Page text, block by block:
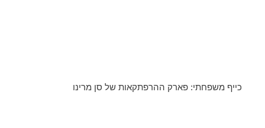
כייף משפחתי: פארק ההרפתקאות של סן מרינו